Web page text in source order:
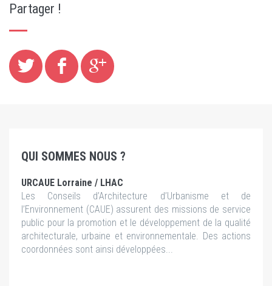
Partager !
QUI SOMMES NOUS ?
URCAUE Lorraine / LHAC
Les Conseils d’Architecture d’Urbanisme et de
l’Environnement (CAUE) assurent des missions de service
public pour la promotion et le développement de la qualité
architecturale, urbaine et environnementale. Des actions
coordonnées sont ainsi développées...